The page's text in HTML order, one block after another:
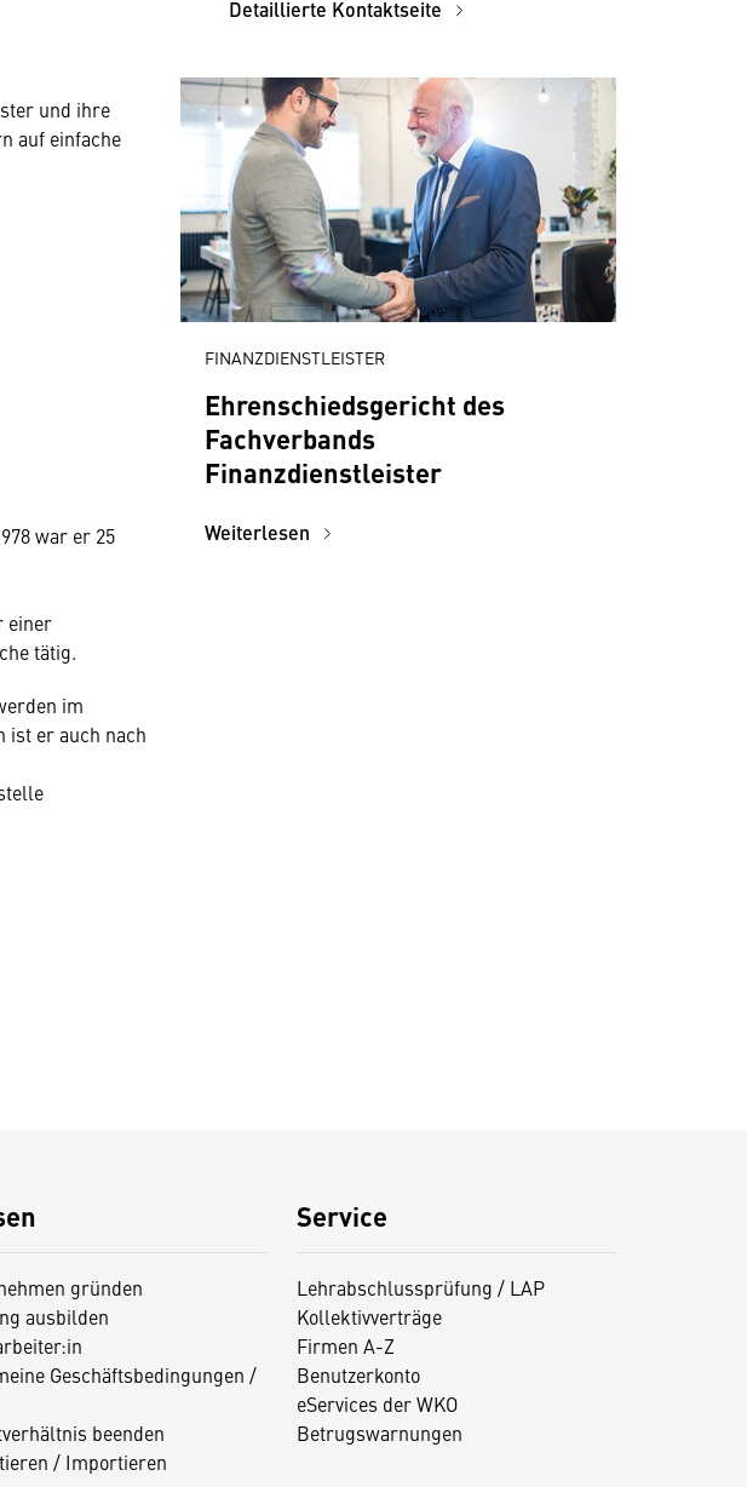
und ihre
auf einfache
war er 25
einer
tätig.
im
ist er auch nach
Detaillierte Kontaktseite
FINANZDIENSTLEISTER
Ehrenschiedsgericht des
Fachverbands
Finanzdienstleister
Weiterlesen
gründen
ausbilden
Geschäftsbedingungen /
beenden
/ Importieren
Service
Lehrabschlussprüfung / LAP
Kollektivverträge
Firmen A-Z
Benutzerkonto
eServices der WKO
Betrugswarnungen